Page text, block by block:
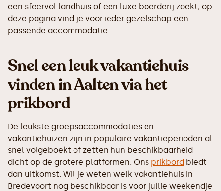
een sfeervol landhuis of een luxe boerderij zoekt, op
deze pagina vind je voor ieder gezelschap een
passende accommodatie.
Snel een leuk vakantiehuis
vinden in Aalten via het
prikbord
De leukste groepsaccommodaties en
vakantiehuizen zijn in populaire vakantieperioden al
snel volgeboekt of zetten hun beschikbaarheid
dicht op de grotere platformen. Ons prikbord biedt
dan uitkomst. Wil je weten welk vakantiehuis in
Bredevoort nog beschikbaar is voor jullie weekendje